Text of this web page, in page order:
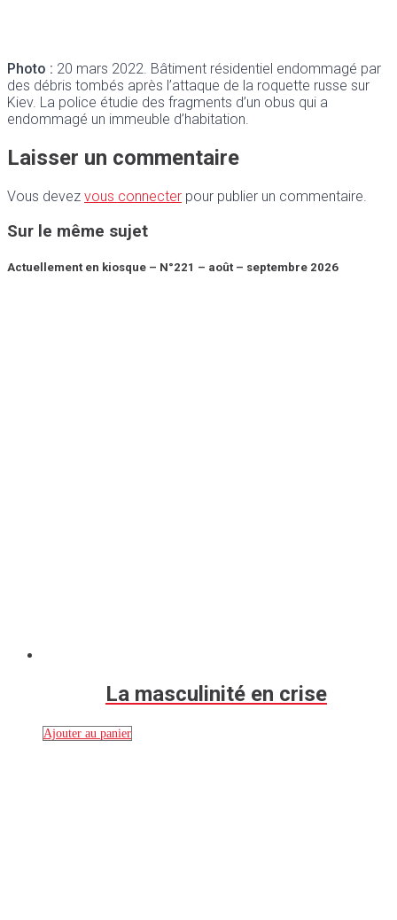
Photo : 20 mars 2022. Bâtiment résidentiel endommagé par
des débris tombés après l’attaque de la roquette russe sur
Kiev. La police étudie des fragments d’un obus qui a
endommagé un immeuble d’habitation.
Laisser un commentaire
Vous devez vous connecter pour publier un commentaire.
Sur le même sujet
Actuellement en kiosque – N°221 – août – septembre 2026
La masculinité en crise
Ajouter au panier